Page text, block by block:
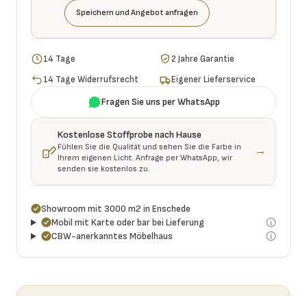
Speichern und Angebot anfragen
14 Tage
2 Jahre Garantie
14 Tage Widerrufsrecht
Eigener Lieferservice
Fragen Sie uns per WhatsApp
Kostenlose Stoffprobe nach Hause
Fühlen Sie die Qualität und sehen Sie die Farbe in
Ihrem eigenen Licht. Anfrage per WhatsApp, wir
senden sie kostenlos zu.
→
Showroom mit 3000 m2 in Enschede
Mobil mit Karte oder bar bei Lieferung
CBW-anerkanntes Möbelhaus